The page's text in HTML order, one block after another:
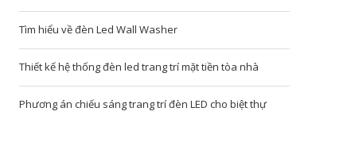
Tìm hiểu về đèn Led Wall Washer
Thiết kế hệ thống đèn led trang trí mặt tiền tòa nhà
Phương án chiếu sáng trang trí đèn LED cho biệt thự